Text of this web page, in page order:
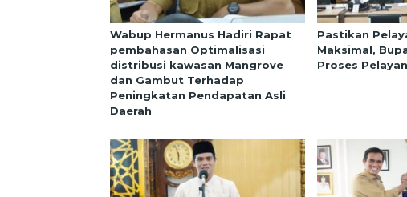
Wabup Hermanus Hadiri Rapat
pembahasan Optimalisasi
distribusi kawasan Mangrove
dan Gambut Terhadap
Peningkatan Pendapatan Asli
Daerah
Pastikan
Maksimal,
Proses